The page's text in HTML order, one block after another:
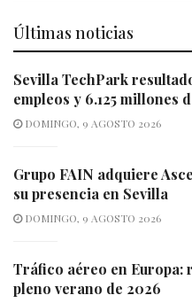
Últimas noticias
Sevilla TechPark
empleos y 6.125 millones
DOMINGO, 9 AGOSTO 2026
Grupo FAIN adquiere
su presencia en Sevilla
DOMINGO, 9 AGOSTO 2026
Tráfico aéreo en Europa:
pleno verano de 2026